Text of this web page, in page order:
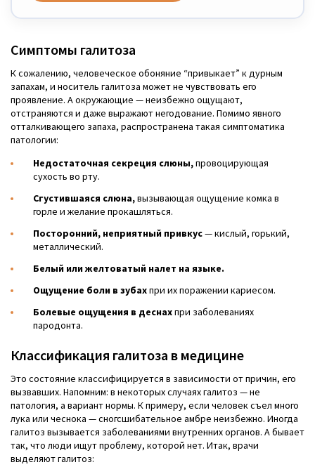
Симптомы галитоза
К сожалению, человеческое обоняние “привыкает” к дурным
запахам, и носитель галитоза может не чувствовать его
проявление. А окружающие — неизбежно ощущают,
отстраняются и даже выражают негодование. Помимо явного
отталкивающего запаха, распространена такая симптоматика
патологии:
Недостаточная секреция слюны,провоцирующая
сухость во рту.
Сгустившаяся слюна,вызывающая ощущение комка в
горле и желание прокашляться.
Посторонний, неприятный привкус— кислый, горький,
металлический.
Белый или желтоватый налет на языке.
Ощущение боли в зубахпри их поражении кариесом.
Болевые ощущения в деснахпри заболеваниях
пародонта.
Классификация галитоза в медицине
Это состояние классифицируется в зависимости от причин, его
вызвавших. Напомним: в некоторых случаях галитоз — не
патология, а вариант нормы. К примеру, если человек съел много
лука или чеснока — сногсшибательное амбре неизбежно. Иногда
галитоз вызывается заболеваниями внутренних органов. А бывает
так, что люди ищут проблему, которой нет. Итак, врачи
выделяют галитоз: